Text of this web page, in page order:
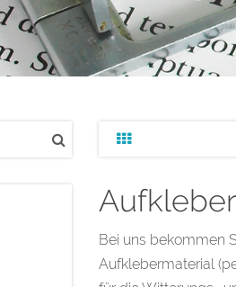
Bei uns bekommen
Aufklebermaterial